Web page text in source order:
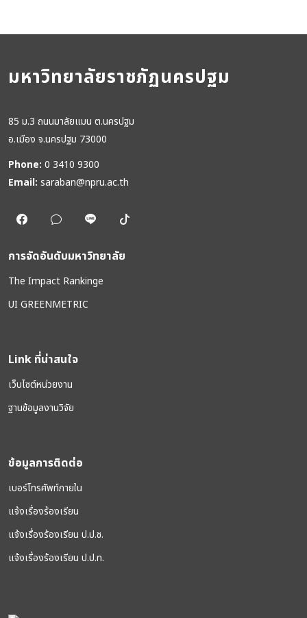
มหาวิทยาลัยราชภัฏนครปฐม
85 ม.3 ถนนมาลัยแมน ต.นครปฐม
อ.เมือง จ.นครปฐม 73000
Phone: 0 3410 9300
Email: saraban@npru.ac.th
การจัดอันดับมหาวิทยาลัย
The Impact Rankinge
UI GREENMETRIC
Link ที่น่าสนใจ
เว็บไซต์หน่วยงาน
ฐานข้อมูลงานวิจัย
ข้อมูลการติดต่อ
เบอร์โทรศัพท์ภายใน
แจ้งเรื่องร้องเรียน
แจ้งเรื่องร้องเรียน ป.ป.ช.
แจ้งเรื่องร้องเรียน ป.ป.ท.